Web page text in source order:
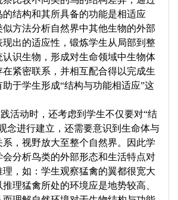
结构和其所具备的功能是相适应
方法分析自然界中其他生物的外部
出的适应性，锻炼学生从局部到整
识生物，形成对生命领域中生物体
紧密联系，并相互配合得以完成生
于学生形成“结构与功能相适应”这
活动时，还考虑到学生不仅要对“结
念进行建立，还需要意识到生命体与
，视野放大至整个自然界。因此学
分析鸟类的外部形态和生活特点对
，如：学生观察猛禽的翼都很宽大
理猛禽所处的环境应是地势较高、